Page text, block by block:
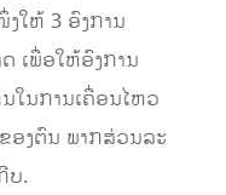
ໃຫ້ 3 ອົງການ
ເພື່ອໃຫ້ອົງການ
ໃນການເຄື່ອນໄຫວ
ອງຕົນ ພາກສ່ວນລະ
ບ.